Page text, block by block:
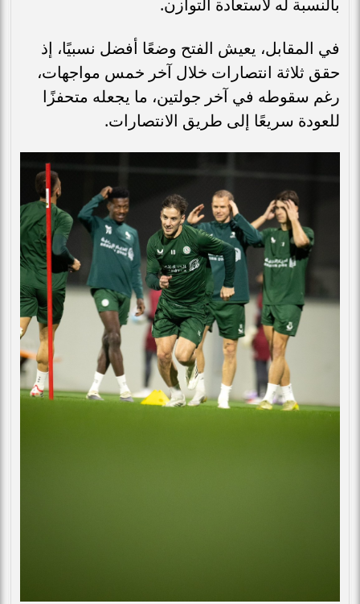
في المقابل، يعيش الفتح وضعًا أفضل نسبيًا، إذ
حقق ثلاثة انتصارات خلال آخر خمس مواجهات،
رغم سقوطه في آخر جولتين، ما يجعله متحفزًا
للعودة سريعًا إلى طريق الانتصارات.